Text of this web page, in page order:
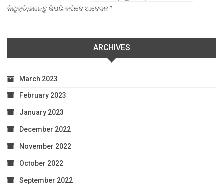
ନିଯୁକ୍ତି,ଜାଣନ୍ତୁ କିପରି କରିବେ ଆବେଦନ ?
ARCHIVES
March 2023
February 2023
January 2023
December 2022
November 2022
October 2022
September 2022